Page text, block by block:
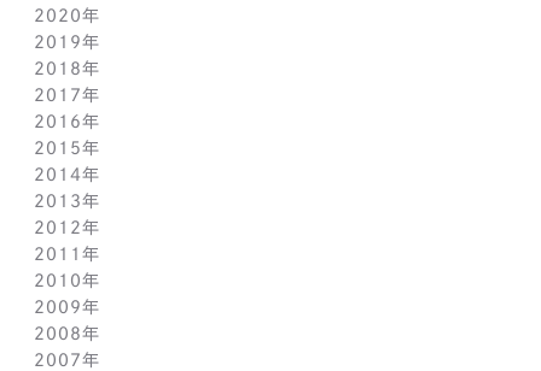
2月(1)
1月(1)
8月(1)
7月(1)
6月(1)
5月(1)
4月(1)
3月(1)
2月(1)
1月(2)
8月(1)
7月(1)
6月(1)
5月(1)
4月(1)
3月(1)
2月(1)
1月(2)
9月(1)
8月(1)
7月(1)
6月(1)
5月(1)
4月(1)
3月(1)
2月(1)
1月(2)
10月(1)
9月(1)
8月(1)
7月(1)
6月(1)
5月(1)
4月(1)
3月(2)
1月(2)
11月(1)
10月(1)
9月(1)
8月(1)
7月(1)
6月(1)
5月(1)
4月(1)
3月(1)
2月(1)
1月(2)
2020年
11月(2)
9月(2)
7月(1)
6月(2)
5月(2)
4月(3)
3月(2)
2月(1)
2019年
12月(2)
10月(1)
9月(2)
7月(1)
6月(2)
4月(1)
3月(1)
2月(1)
1月(1)
2018年
12月(1)
11月(1)
10月(1)
9月(2)
8月(1)
7月(1)
5月(1)
4月(1)
3月(1)
2月(1)
1月(1)
2017年
12月(1)
11月(1)
10月(1)
9月(1)
8月(1)
7月(1)
6月(1)
5月(1)
4月(1)
3月(1)
2016年
12月(1)
11月(1)
10月(1)
9月(1)
8月(1)
7月(1)
6月(1)
5月(1)
4月(1)
2015年
12月(1)
11月(1)
10月(1)
9月(1)
8月(1)
7月(1)
6月(1)
5月(1)
2014年
12月(1)
11月(1)
10月(1)
9月(1)
8月(1)
7月(1)
6月(1)
2013年
12月(1)
11月(1)
10月(1)
9月(1)
8月(1)
7月(1)
2012年
12月(1)
11月(1)
10月(1)
9月(1)
8月(1)
2011年
12月(1)
11月(1)
10月(1)
9月(1)
2010年
12月(1)
11月(1)
10月(1)
2009年
12月(1)
11月(1)
2008年
12月(1)
2007年